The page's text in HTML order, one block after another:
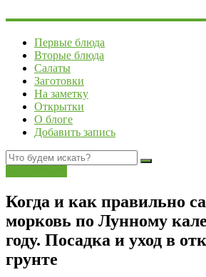
Первые блюда
Вторые блюда
Салаты
Заготовки
На заметку
Открытки
О блоге
Добавить запись
Когда и как правильно
морковь по Лунному
году. Посадка и уход в
грунте